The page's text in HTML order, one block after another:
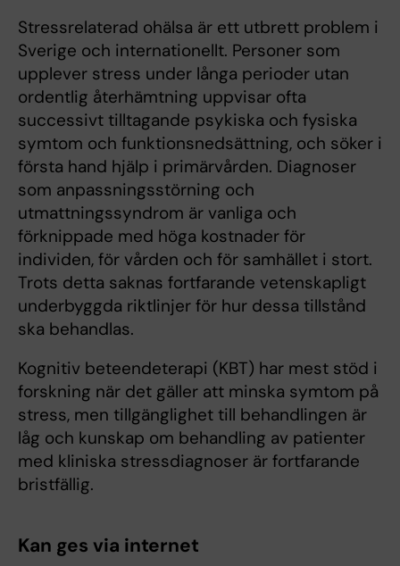
Stressrelaterad ohälsa är ett utbrett problem i
Sverige och internationellt. Personer som
upplever stress under långa perioder utan
ordentlig återhämtning uppvisar ofta
successivt tilltagande psykiska och fysiska
symtom och funktionsnedsättning, och söker i
första hand hjälp i primärvården. Diagnoser
som anpassningsstörning och
utmattningssyndrom är vanliga och
förknippade med höga kostnader för
individen, för vården och för samhället i stort.
Trots detta saknas fortfarande vetenskapligt
underbyggda riktlinjer för hur dessa tillstånd
ska behandlas.
Kognitiv beteendeterapi (KBT) har mest stöd i
forskning när det gäller att minska symtom på
stress, men tillgänglighet till behandlingen är
låg och kunskap om behandling av patienter
med kliniska stressdiagnoser är fortfarande
bristfällig.
Kan ges via internet